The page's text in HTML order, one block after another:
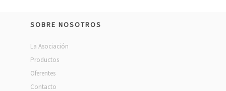
SOBRE NOSOTROS
La Asociación
Productos
Oferentes
Contacto